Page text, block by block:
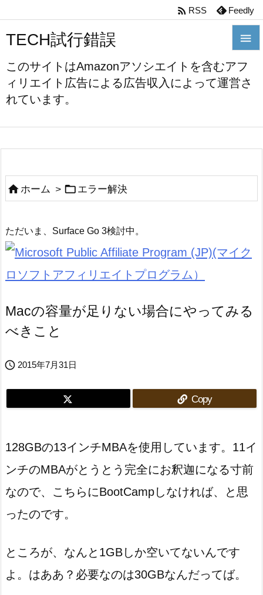
TECH試行錯誤
このサイトはAmazonアソシエイトを含むアフ
ィリエイト広告による広告収入によって運営さ
れています。


メニ
次へ
 RSS Feedly
 ホーム >  エラー解決
ただいま、Surface Go 3検討中。
Macの容量が足りない場合にやってみる
べきこと
 2015年7月31日
Copy
128GBの13インチMBAを使用しています。11イ
ンチのMBAがとうとう完全にお釈迦になる寸前
なので、こちらにBootCampしなければ、と思
ったのです。
ところが、なんと1GBしか空いてないんです
よ。はああ？必要なのは30GBなんだってば。